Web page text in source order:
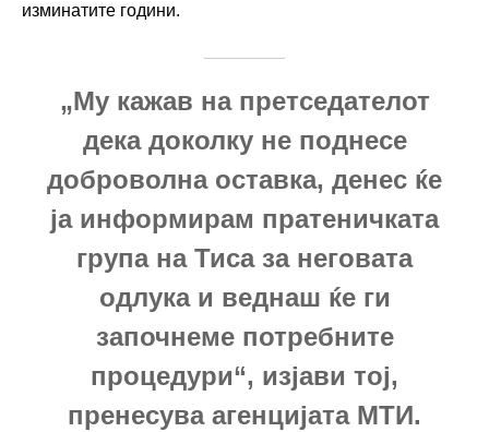
изминатите години.
„Му кажав на претседателот
дека доколку не поднесе
доброволна оставка, денес ќе
ја информирам пратеничката
група на Тиса за неговата
одлука и веднаш ќе ги
започнеме потребните
процедури“, изјави тој,
пренесува агенцијата МТИ.